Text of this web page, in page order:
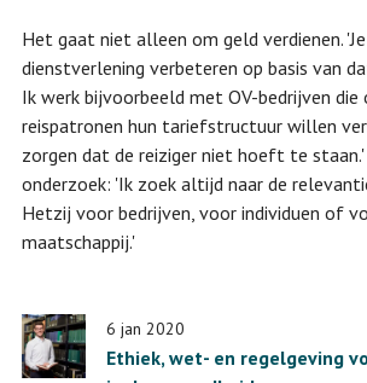
Het gaat niet alleen om geld verdienen.
dienstverlening verbeteren op basis van
Ik werk bijvoorbeeld met OV-bedrijven die
reispatronen hun tariefstructuur willen
zorgen dat de reiziger niet hoeft te staan.'
onderzoek: 'Ik zoek altijd naar de
Hetzij voor bedrijven, voor individuen of
maatschappij.'
6 jan 2020
Ethiek, wet- en regelgeving